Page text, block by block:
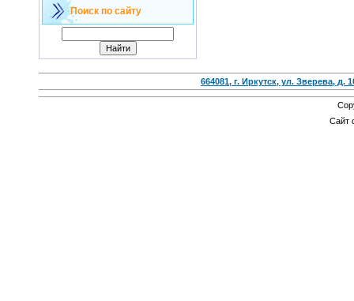
Поиск по сайту
664081, г. Иркутск, ул. Зверева, д.
Сайт